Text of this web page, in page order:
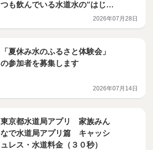
つも飲んでいる水道水の“はじま
り”を知りたくないですか？～2026年07月28日
「夏休み水のふるさと体験会」
の参加者を募集します
2026年07月14日
東京都水道局アプリ 家族みん
なで水道局アプリ篇 キャッシ
ュレス・水道料金（３０秒）